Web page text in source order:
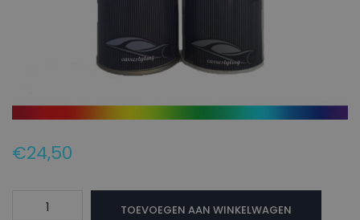
€24,50
TOEVOEGEN AAN WINKELWAGEN